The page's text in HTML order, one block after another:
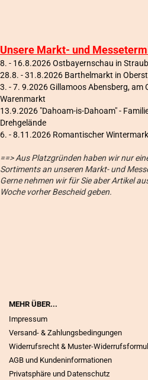
Unsere Markt- und
8. - 16.8.2026 Ostbayernschau in
28.8. - 31.8.2026 Barthelmarkt in
3. - 7. 9.2026 Gillamoos Abensberg, am
Warenmarkt
13.9.2026 "Dahoam-is-Dahoam" -
Drehgelände
6. - 8.11.2026 Romantischer
==> Aus Platzgründen haben wir nur
Sortiments an unseren Markt- und
Gerne nehmen wir für Sie aber Artikel
Woche vorher Bescheid geben.
MEHR ÜBER...
Impressum
Versand- & Zahlungsbedingungen
Widerrufsrecht & Muster-
AGB und Kundeninformationen
Privatsphäre und Datenschutz